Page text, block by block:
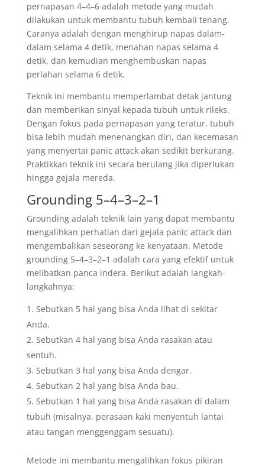
pernapasan 4–4–6 adalah metode yang mudah
dilakukan untuk membantu tubuh kembali tenang.
Caranya adalah dengan menghirup napas dalam-
dalam selama 4 detik, menahan napas selama 4
detik, dan kemudian menghembuskan napas
perlahan selama 6 detik.
Teknik ini membantu memperlambat detak jantung
dan memberikan sinyal kepada tubuh untuk rileks.
Dengan fokus pada pernapasan yang teratur, tubuh
bisa lebih mudah menenangkan diri, dan kecemasan
yang menyertai panic attack akan sedikit berkurang.
Praktikkan teknik ini secara berulang jika diperlukan
hingga gejala mereda.
Grounding 5–4–3–2–1
Grounding adalah teknik lain yang dapat membantu
mengalihkan perhatian dari gejala panic attack dan
mengembalikan seseorang ke kenyataan. Metode
grounding 5–4–3–2–1 adalah cara yang efektif untuk
melibatkan panca indera. Berikut adalah langkah-
langkahnya:
Sebutkan 5 hal yang bisa Anda lihat di sekitar
Anda.
Sebutkan 4 hal yang bisa Anda rasakan atau
sentuh.
Sebutkan 3 hal yang bisa Anda dengar.
Sebutkan 2 hal yang bisa Anda bau.
Sebutkan 1 hal yang bisa Anda rasakan di dalam
tubuh (misalnya, perasaan kaki menyentuh lantai
atau tangan menggenggam sesuatu).
Metode ini membantu mengalihkan fokus pikiran